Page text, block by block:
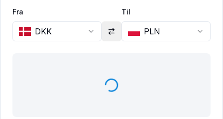
Fra
DKK
Til
PLN